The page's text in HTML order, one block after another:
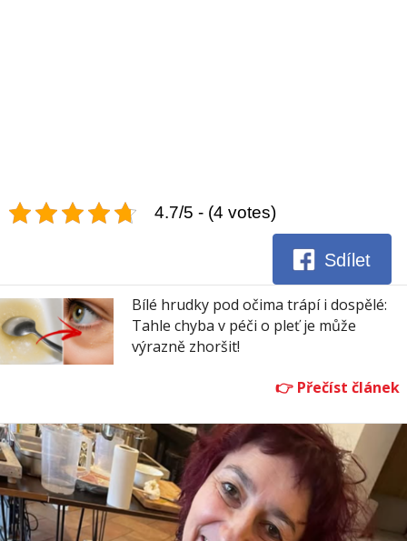
4.7/5 - (4 votes)
Sdílet
Bílé hrudky pod očima trápí i dospělé:
Tahle chyba v péči o pleť je může
výrazně zhoršit!